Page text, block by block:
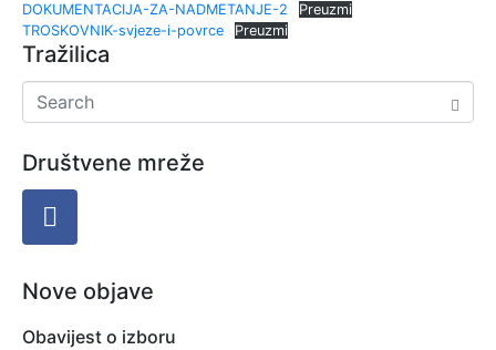
DOKUMENTACIJA-ZA-NADMETANJE-2
Preuzmi
TROSKOVNIK-svjeze-i-povrce
Preuzmi
Tražilica
Društvene mreže
Nove objave
Obavijest o izboru